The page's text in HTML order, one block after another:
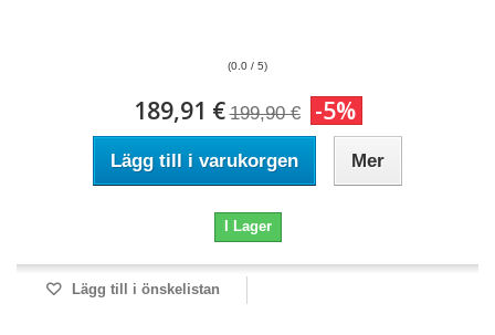
(0.0 / 5)
189,91 € 199,90 € -5%
Lägg till i varukorgen Mer
I Lager
Lägg till i önskelistan